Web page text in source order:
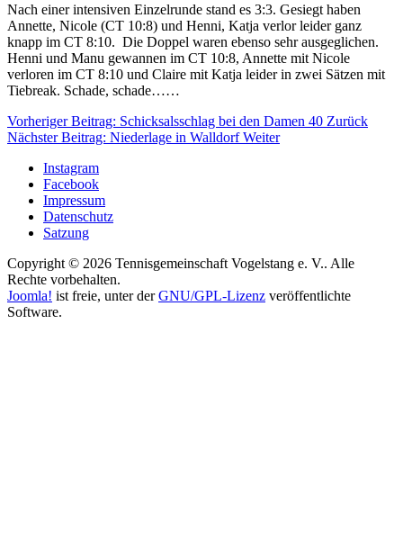
Nach einer intensiven Einzelrunde stand es 3:3. Gesiegt haben
Annette, Nicole (CT 10:8) und Henni, Katja verlor leider ganz
knapp im CT 8:10. Die Doppel waren ebenso sehr ausgeglichen.
Henni und Manu gewannen im CT 10:8, Annette mit Nicole
verloren im CT 8:10 und Claire mit Katja leider in zwei Sätzen mit
Tiebreak. Schade, schade……
Vorheriger Beitrag: Schicksalsschlag bei den Damen 40 Zurück
Nächster Beitrag: Niederlage in WalldorfWeiter
Instagram
Facebook
Impressum
Datenschutz
Satzung
Copyright © 2026 Tennisgemeinschaft Vogelstang e. V.. Alle
Rechte vorbehalten.
Joomla! ist freie, unter derGNU/GPL-Lizenz veröffentlichte
Software.